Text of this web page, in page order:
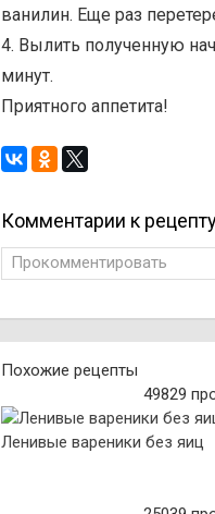
ванилин. Еще раз
4. Вылить полученную
минут.
Приятного аппетита!
Комментарии к
Прокомментировать
Похожие рецепты
49829
Ленивые вареники без яиц